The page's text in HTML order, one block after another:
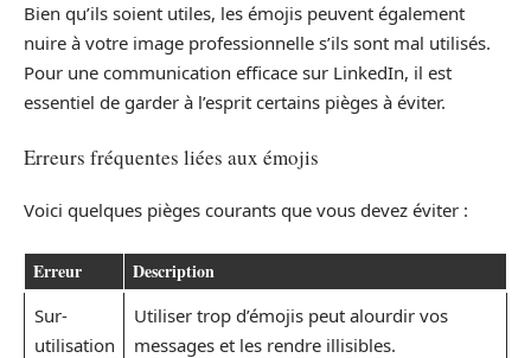
Bien qu’ils soient utiles, les émojis peuvent également
nuire à votre image professionnelle s’ils sont mal utilisés.
Pour une communication efficace sur LinkedIn, il est
essentiel de garder à l’esprit certains pièges à éviter.
Erreurs fréquentes liées aux émojis
Voici quelques pièges courants que vous devez éviter :
Erreur Description
Sur-
utilisation
Utiliser trop d’émojis peut alourdir vos
messages et les rendre illisibles.